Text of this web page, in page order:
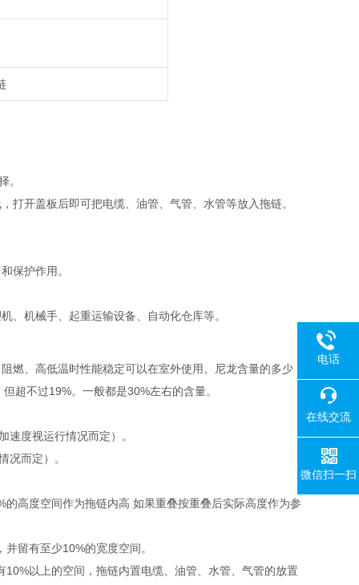
。
打开盖板后即可把电缆、油管、气管、水管等放入拖链。
保护作用。
、机械手、起重运输设备、自动化仓库等。
燃、高低温时性能稳定可以在室外使用。尼龙含量的多少
超不过19%。一般都是30%左右的含量。
度视运行情况而定）。
况而定）。
高度空间作为拖链内高 如果重叠按重叠后实际高度作为参
，并留有至少10%的宽度空间。
以上的空间，拖链内置电缆、油管、水管、气管的放置
电话
在线交流
微信扫一扫